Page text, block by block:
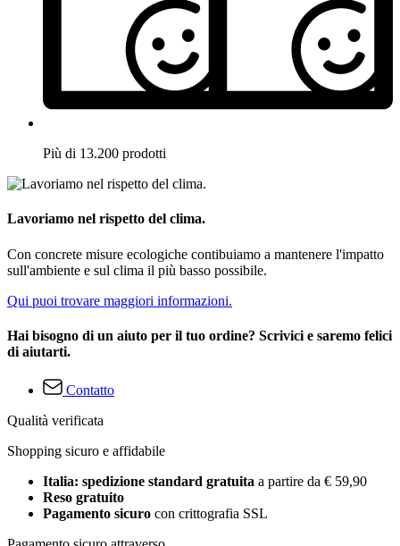
Più di 13.200 prodotti
Lavoriamo nel rispetto del clima.
Con concrete misure ecologiche contibuiamo a mantenere l'impatto
sull'ambiente e sul clima il più basso possibile.
Qui puoi trovare maggiori informazioni.
Hai bisogno di un aiuto per il tuo ordine? Scrivici e saremo felici
di aiutarti.
Contatto
Qualità verificata
Shopping sicuro e affidabile
Italia: spedizione standard gratuita a partire da € 59,90
Reso gratuito
Pagamento sicuro con crittografia SSL